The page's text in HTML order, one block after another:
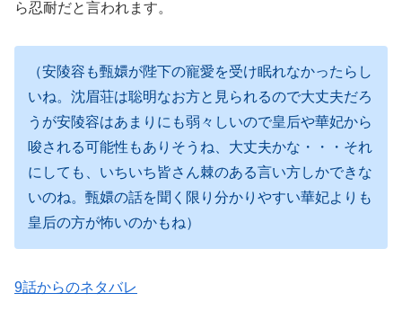
ら忍耐だと言われます。
（安陵容も甄嬛が陛下の寵愛を受け眠れなかったらし
いね。沈眉荘は聡明なお方と見られるので大丈夫だろ
うが安陵容はあまりにも弱々しいので皇后や華妃から
唆される可能性もありそうね、大丈夫かな・・・それ
にしても、いちいち皆さん棘のある言い方しかできな
いのね。甄嬛の話を聞く限り分かりやすい華妃よりも
皇后の方が怖いのかもね）
9話からのネタバレ